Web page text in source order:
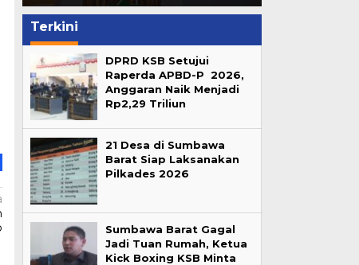
Terkini
DPRD KSB Setujui
Raperda APBD-P 2026,
Anggaran Naik Menjadi
Rp2,29 Triliun
21 Desa di Sumbawa
Barat Siap Laksanakan
Pilkades 2026
Sumbawa Barat Gagal
Jadi Tuan Rumah, Ketua
Kick Boxing KSB Minta